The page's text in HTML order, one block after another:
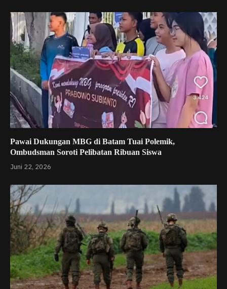
Pawai Dukungan MBG di Batam Tuai Polemik,
Ombudsman Soroti Pelibatan Ribuan Siswa
Juni 22, 2026